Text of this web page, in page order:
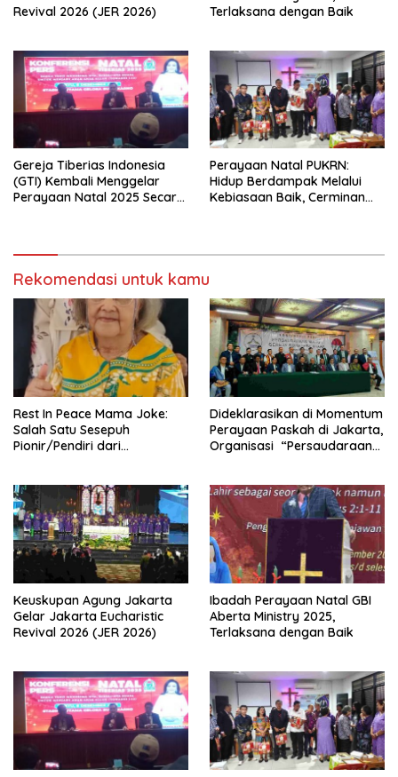
Revival 2026 (JER 2026)
Terlaksana dengan Baik
Gereja Tiberias Indonesia
(GTI) Kembali Menggelar
Perayaan Natal 2025 Secara
Perayaan Natal PUKRN:
Hidup Berdampak Melalui
Kebiasaan Baik, Cerminan
Rekomendasi untuk kamu
Rest In Peace Mama Joke:
Salah Satu Sesepuh
Pionir/Pendiri dari
Indonesia Jemaat Pancaran
Kasih Allah.
Dideklarasikan di Momentum
Perayaan Paskah di Jakarta,
Organisasi “Persaudaraan
Menjadi Wadah
Kebersamaan Lintas
Denominasi untuk
Menghimpun Potensi Warga
Gereja Diaspora untuk
Menjawab Tantangan Sosial
Keuskupan Agung Jakarta
Gelar Jakarta Eucharistic
Revival 2026 (JER 2026)
Ibadah Perayaan Natal GBI
Aberta Ministry 2025,
Terlaksana dengan Baik